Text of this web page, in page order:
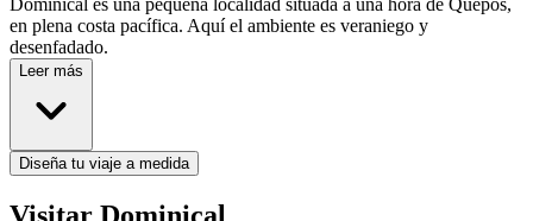
Dominical es una pequeña localidad situada a una hora de Quepos,
en plena costa pacífica. Aquí el ambiente es veraniego y
desenfadado.
Leer más
Diseña tu viaje a medida